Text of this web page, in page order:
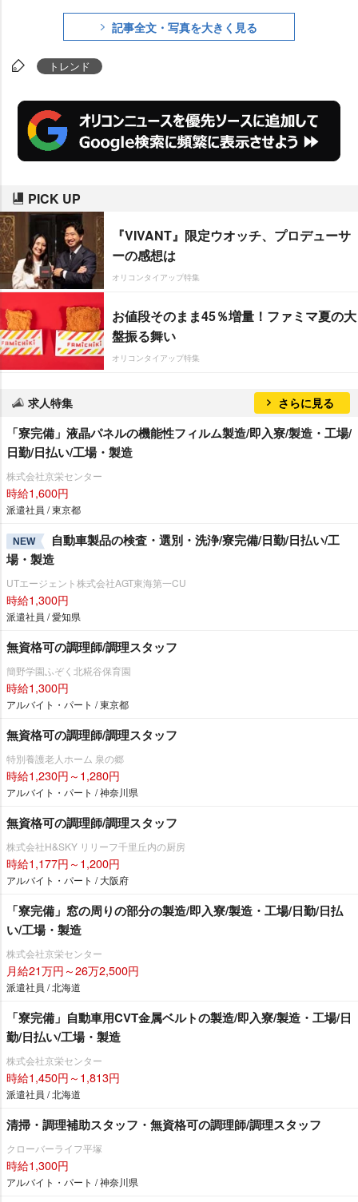
しく変化した」と見解を述べ、多
様化するニーズに応えるべく、
「万が一の災害時に、保存水用途
開に踏み切った。初年度の販売計
画は50000ケース。
記事全文・写真を大きく見る
トレンド
PICK UP
『VIVANT』限定ウオッチ、プロデューサ
ーの感想は
オリコンタイアップ特集
お値段そのまま45％増量！ファミマ夏の大
盤振る舞い
オリコンタイアップ特集
求人特集 さらに見る
「寮完備」液晶パネルの機能性フィルム製造/即入寮/製造・工場/
日勤/日払い/工場・製造
株式会社京栄センター
時給1,600円
派遣社員 / 東京都
NEW
自動車製品の検査・選別・洗浄/寮完備/日勤/日払い/工
場・製造
UTエージェント株式会社AGT東海第一CU
時給1,300円
派遣社員 / 愛知県
無資格可の調理師/調理スタッフ
簡野学園ふぞく北糀谷保育園
時給1,300円
アルバイト・パート / 東京都
無資格可の調理師/調理スタッフ
特別養護老人ホーム 泉の郷
時給1,230円～1,280円
アルバイト・パート / 神奈川県
無資格可の調理師/調理スタッフ
株式会社H&SKY リリーフ千里丘内の厨房
時給1,177円～1,200円
アルバイト・パート / 大阪府
「寮完備」窓の周りの部分の製造/即入寮/製造・工場/日勤/日払
い/工場・製造
株式会社京栄センター
月給21万円～26万2,500円
派遣社員 / 北海道
「寮完備」自動車用CVT金属ベルトの製造/即入寮/製造・工場/日
勤/日払い/工場・製造
株式会社京栄センター
時給1,450円～1,813円
派遣社員 / 北海道
清掃・調理補助スタッフ・無資格可の調理師/調理スタッフ
クローバーライフ平塚
時給1,300円
アルバイト・パート / 神奈川県